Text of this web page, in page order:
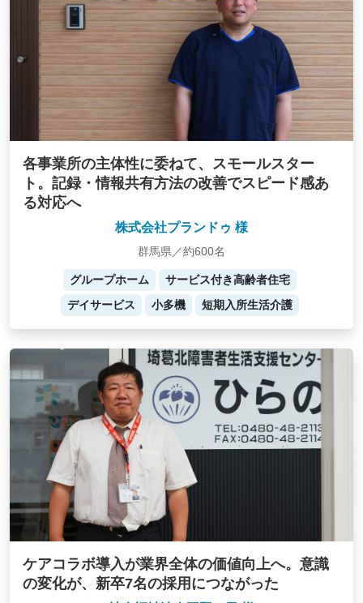
各事業所の主体性に委ねて、スモールスター
ト。記録・情報共有方法の改善でスピード感あ
る対応へ
株式会社プランドゥ 様
群馬県／約600名
グループホーム
サービス付き高齢者住宅
デイサービス
小多機 短期入所生活介護
ケアコラボ導入が業界全体の価値向上へ。意識
の変化が、新卒7名の採用につながった